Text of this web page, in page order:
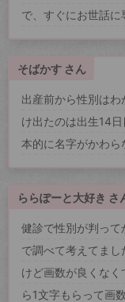
で、すぐにお世話に
そばかす さん
出産前から性別は
け出たのは出生14
本的に名字がかわら
ららぽーと大好き さ
健診で性別が判っ
で調べて考えてま
けど画数が良くな
ら1文字もらって画